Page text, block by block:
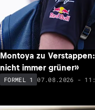
Montoya zu
nicht immer grüner»
FORMEL 1 07.08.2026 -